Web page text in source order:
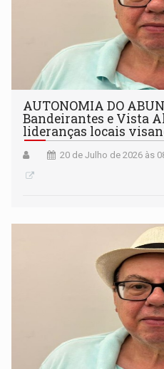
AUTONOMIA DO
Bandeirantes e Vista
lideranças locais
20 de Julho de 2026 às